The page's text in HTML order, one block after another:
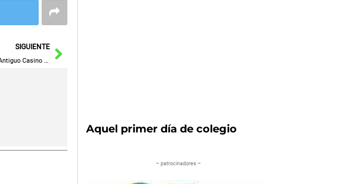
SIGUIENTE
La OFMAN celebra su primera sesión de musicoterapia en el Antiguo Casino y llena sus instalaciones
Siguiente
Aquel primer día de colegio
– patrocinadores –